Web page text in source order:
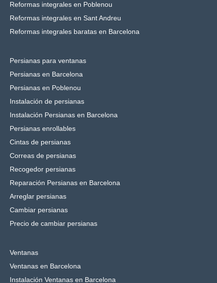
Reformas integrales en Poblenou
Reformas integrales en Sant Andreu
Reformas integrales baratas en Barcelona
Persianas para ventanas
Persianas en Barcelona
Persianas en Poblenou
Instalación de persianas
Instalación Persianas en Barcelona
Persianas enrollables
Cintas de persianas
Correas de persianas
Recogedor persianas
Reparación Persianas en Barcelona
Arreglar persianas
Cambiar persianas
Precio de cambiar persianas
Ventanas
Ventanas en Barcelona
Instalación Ventanas en Barcelona